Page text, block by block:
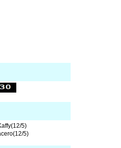
5)
5)